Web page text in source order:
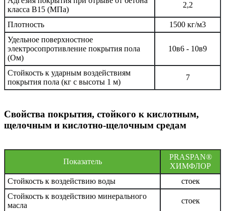
класса В15 (МПа)
2,2
Плотность
1500 кг/м3
Удельное поверхностное
электросопротивление покрытия пола
(Ом)
10в6 - 10в9
Стойкость к ударным воздействиям
покрытия пола (кг с высоты 1 м)
7
Свойства покрытия, стойкого к кислотным,
щелочным и кислотно-щелочным средам
Показатель
PRASPAN®
ХИМФЛОР
Стойкость к воздействию воды
стоек
Стойкость к воздействию минерального
масла
стоек